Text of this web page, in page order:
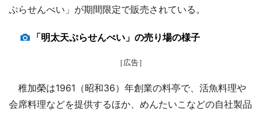
ぷらせんべい」が期間限定で販売されている。
「明太天ぷらせんべい」の売り場の様子
［広告］
稚加榮は1961（昭和36）年創業の料亭で、活魚料理や
会席料理などを提供するほか、めんたいこなどの自社製品